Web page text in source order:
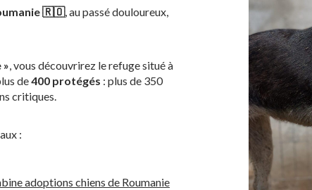
🇷🇴, au passé douloureux,
», vous découvrirez le refuge situé à
de400 protégés : plus de 350
critiques.
:
adoptions chiens de Roumanie